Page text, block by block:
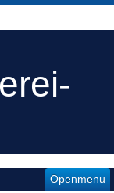
Openmenu